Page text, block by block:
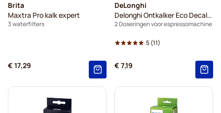
Brita
Maxtra Pro kalk expert
3 waterfilters
€ 17,29
DeLonghi
Delonghi Ontkalker Eco Decalk DLSC202
2 Doseringen voor espressomachine
5(11)
€ 7,19